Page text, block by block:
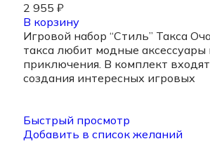
2 955 ₽
В корзину
Игровой набор “Стиль” Такса
такса любит модные аксессуары
приключения. В комплект
создания интересных игровых
Быстрый просмотр
Добавить в список желаний